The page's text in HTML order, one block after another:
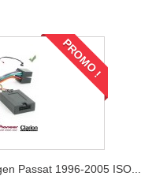
PROMO !
Passat 1996-2005 ISO...